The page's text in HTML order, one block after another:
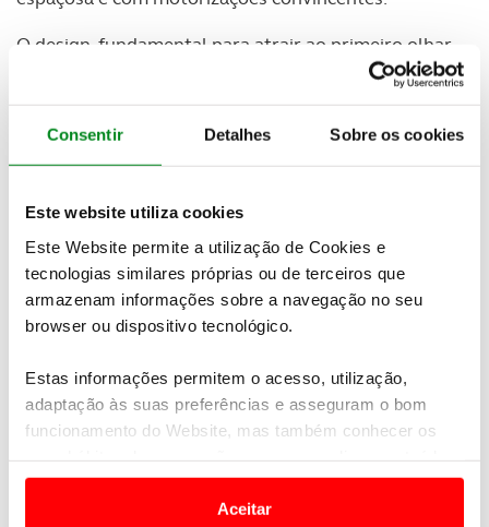
Consentir Detalhes Sobre os cookies
Este website utiliza cookies
Este Website permite a utilização de Cookies e
tecnologias similares próprias ou de terceiros que
armazenam informações sobre a navegação no seu
browser ou dispositivo tecnológico.
Estas informações permitem o acesso, utilização,
adaptação às suas preferências e asseguram o bom
funcionamento do Website, mas também conhecer os
e anúncios de modo a promover produtos e/ou serviços.
Aceitar
O design, fundamental para atrair ao primeiro olhar,
faz parte da revolução pretendida pela marca que,
com o Optima SW, tem uma qualidade inegável para
Para o mercado nacional a marca aposta num só
e também com opção de transmissão automática de
seis velocidades, ao que se juntam dois níveis de
equipamento.